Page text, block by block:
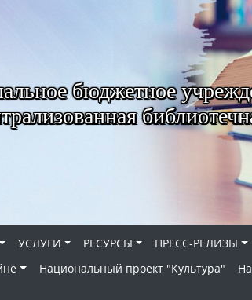
бюджетное
УСЛУГИ РЕСУРСЫ ПРЕСС-РЕЛИЗЫ
Национальный проект "Культура"